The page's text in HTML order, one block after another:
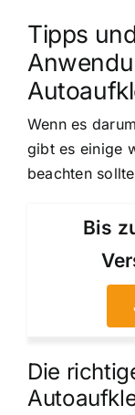
Tipps
Wenn es
gibt es einige
beachten
Bis
Die